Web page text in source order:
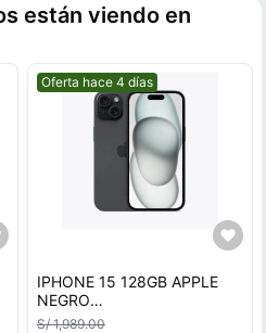
están viendo en
Mejor precio.
Oferta hace 4 días
IPHONE 15 128GB APPLE
NEGRO
REACONDICIONADO
S/ 1,989.00